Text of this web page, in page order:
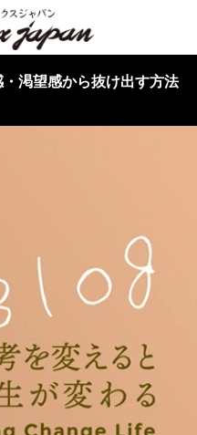
・渇望感から抜け出す方法